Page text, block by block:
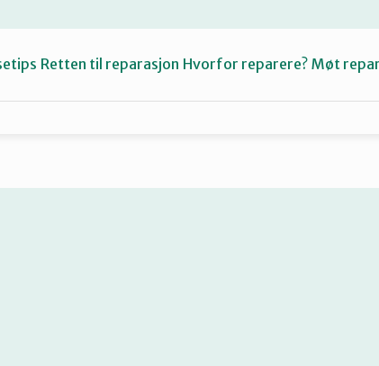
Retten til reparasjon Hvorfor reparere? Møt